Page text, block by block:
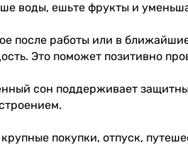
воды, ешьте фрукты и
после работы или в
Это поможет позитивно
сон поддерживает
покупки, отпуск,